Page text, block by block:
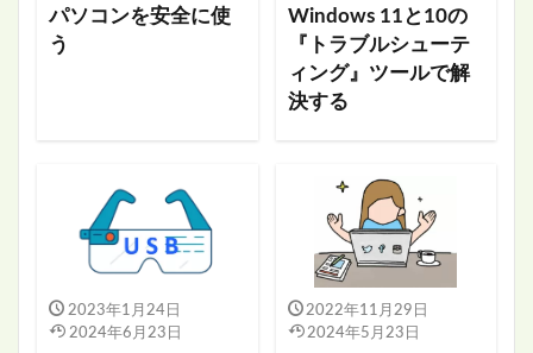
パソコンを安全に使
う
Windows 11と10の
『トラブルシューテ
ィング』ツールで解
決する
2023年1月24日
2024年6月23日
2022年11月29日
2024年5月23日